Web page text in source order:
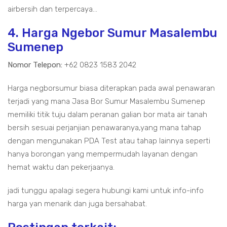
airbersih dan terpercaya...
4. Harga Ngebor Sumur Masalembu
Sumenep
Nomor Telepon: +62 0823 1583 2042
Harga negborsumur biasa diterapkan pada awal penawaran
terjadi yang mana Jasa Bor Sumur Masalembu Sumenep
memiliki titik tuju dalam peranan galian bor mata air tanah
bersih sesuai perjanjian penawaranya,yang mana tahap
dengan mengunakan PDA Test atau tahap lainnya seperti
hanya borongan yang mempermudah layanan dengan
hemat waktu dan pekerjaanya.
jadi tunggu apalagi segera hubungi kami untuk info-info
harga yan menarik dan juga bersahabat.